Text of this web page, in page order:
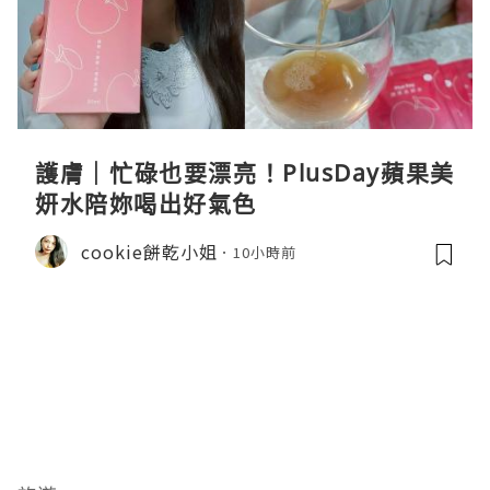
護膚｜忙碌也要漂亮！PlusDay蘋果美
妍水陪妳喝出好氣色
cookie餅乾小姐 10小時前